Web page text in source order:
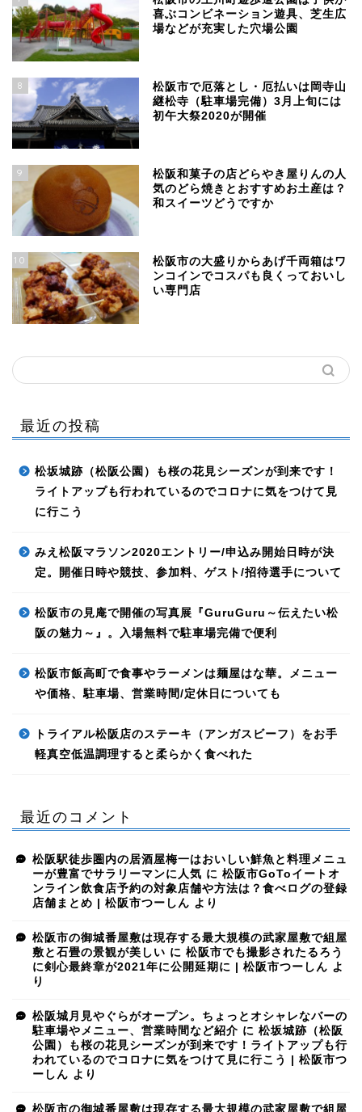
喜ぶコンビネーション遊具、芝生広
場などが充実した穴場公園
8
松阪市で厄落とし・厄払いは岡寺山
継松寺（駐車場完備）3月上旬には
初午大祭2020が開催
9
松阪和菓子の店どらやき屋りんの人
気のどら焼きとおすすめお土産は？
和スイーツどうですか
10
松阪市の大盛りからあげ千両箱はワ
ンコインでコスパも良くっておいし
い専門店
最近の投稿
松坂城跡（松阪公園）も桜の花見シーズンが到来です！
ライトアップも行われているのでコロナに気をつけて見
に行こう
みえ松阪マラソン2020エントリー/申込み開始日時が決
定。開催日時や競技、参加料、ゲスト/招待選手について
松阪市の見庵で開催の写真展『GuruGuru～伝えたい松
阪の魅力～』。入場無料で駐車場完備で便利
松阪市飯高町で食事やラーメンは麺屋はな華。メニュー
や価格、駐車場、営業時間/定休日についても
トライアル松阪店のステーキ（アンガスビーフ）をお手
軽真空低温調理すると柔らかく食べれた
最近のコメント
松阪駅徒歩圏内の居酒屋梅一はおいしい鮮魚と料理メニュ
ーが豊富でサラリーマンに人気 に 松阪市GoToイートオ
ンライン飲食店予約の対象店舗や方法は？食べログの登録
店舗まとめ | 松阪市つーしん より
松阪市の御城番屋敷は現存する最大規模の武家屋敷で組屋
敷と石畳の景観が美しい に 松阪市でも撮影されたるろう
に剣心最終章が2021年に公開延期に | 松阪市つーしん よ
り
松阪城月見やぐらがオープン。ちょっとオシャレなバーの
駐車場やメニュー、営業時間など紹介 に 松坂城跡（松阪
公園）も桜の花見シーズンが到来です！ライトアップも行
われているのでコロナに気をつけて見に行こう | 松阪市つ
ーしん より
松阪市の御城番屋敷は現存する最大規模の武家屋敷で組屋